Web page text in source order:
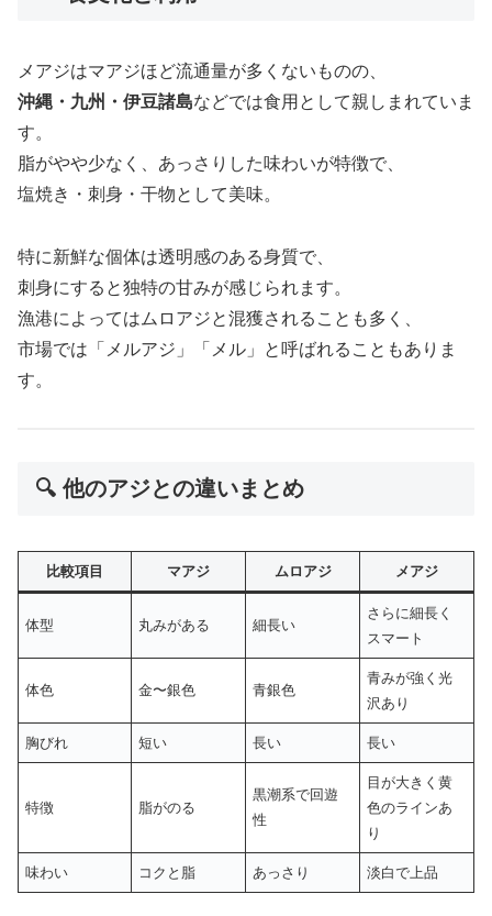
メアジはマアジほど流通量が多くないものの、
沖縄・九州・伊豆諸島などでは食用として親しまれていま
す。
脂がやや少なく、あっさりした味わいが特徴で、
塩焼き・刺身・干物として美味。
特に新鮮な個体は透明感のある身質で、
刺身にすると独特の甘みが感じられます。
漁港によってはムロアジと混獲されることも多く、
市場では「メルアジ」「メル」と呼ばれることもありま
す。
🔍 他のアジとの違いまとめ
比較項目 マアジ ムロアジ メアジ
体型 丸みがある 細長い
さらに細長く
スマート
体色 金〜銀色 青銀色
青みが強く光
沢あり
胸びれ 短い 長い 長い
特徴 脂がのる
黒潮系で回遊
性
目が大きく黄
色のラインあ
り
味わい コクと脂 あっさり 淡白で上品